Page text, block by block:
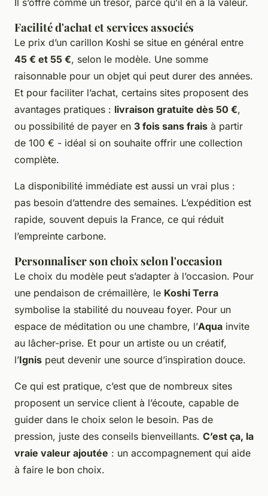
Il s’offre comme un trésor, parce qu’il en a la valeur.
Facilité d'achat et services associés
Le prix d’un carillon Koshi se situe en général entre
45 € et 55 €, selon le modèle. Une somme
raisonnable pour un objet qui peut durer des années.
Et pour faciliter l’achat, certains sites proposent des
avantages pratiques : livraison gratuite dès 50 €,
ou possibilité de payer en 3 fois sans frais à partir
de 100 € - idéal si on souhaite offrir une collection
complète.
La disponibilité immédiate est aussi un vrai plus :
pas besoin d’attendre des semaines. L’expédition est
rapide, souvent depuis la France, ce qui réduit
l’empreinte carbone.
Personnaliser son choix selon l'occasion
Le choix du modèle peut s’adapter à l’occasion. Pour
une pendaison de crémaillère, le Koshi Terra
symbolise la stabilité du nouveau foyer. Pour un
espace de méditation ou une chambre, l’Aqua invite
au lâcher-prise. Et pour un artiste ou un créatif,
l’Ignis peut devenir une source d’inspiration douce.
Ce qui est pratique, c’est que de nombreux sites
proposent un service client à l’écoute, capable de
guider dans le choix selon le besoin. Pas de
pression, juste des conseils bienveillants. C’est ça, la
vraie valeur ajoutée : un accompagnement qui aide
à faire le bon choix.